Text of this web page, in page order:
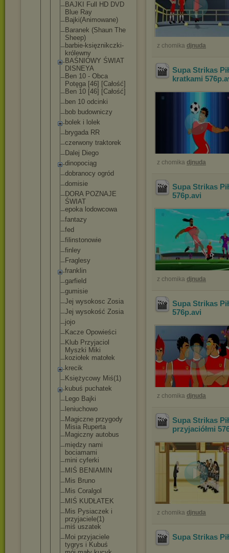
BAJKI Full HD DVD
Blue Ray
Bajki(Animowane)
Baranek (Shaun The
Sheep)
barbie-księznikczki-
królewny
BAŚNIOWY ŚWIAT
DISNEYA
Ben 10 - Obca
Potęga [46] [Całość]
Ben 10 [46] [Całość]
ben 10 odcinki
bob budowniczy
bolek i lolek
brygada RR
czerwony traktorek
Dalej Diego
dinopociąg
dobranocy ogród
domisie
DORA POZNAJE
ŚWIAT
epoka lodowcowa
fantazy
fed
filinstonowie
finley
Fraglesy
franklin
garfield
gumisie
Jej wysokosc Zosia
Jej wysokość Zosia
jojo
Kacze Opowieści
Klub Przyjaciol
Myszki Miki
koziołek matołek
krecik
Księżycowy Miś(1)
kubuś puchatek
Lego Bajki
leniuchowo
Magiczne przygody
Misia Ruperta
Magiczny autobus
między nami
bociamami
mini cyferki
MIŚ BENIAMIN
Mis Bruno
Mis Coralgol
MIŚ KUDŁATEK
Mis Pysiaczek i
przyjaciele(1)
miś uszatek
Moi przyjaciele
tygrys i Kubuś
z chomika djnuda
Supa Strikas
kratkami 576p
z chomika djnuda
Supa Strikas
576p.avi
z chomika djnuda
Supa Strikas
576p.avi
z chomika djnuda
Supa Strikas
przyjaciółmi
z chomika djnuda
Supa Strikas